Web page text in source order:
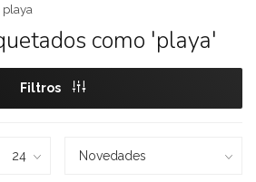
playa
como 'playa'
Filtros